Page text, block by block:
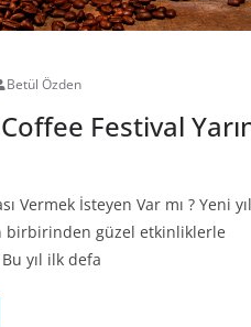
Betül Özden
Festival
Vermek İsteyen Var mı ? Yeni
birbirinden güzel etkinliklerle
yıl ilk defa